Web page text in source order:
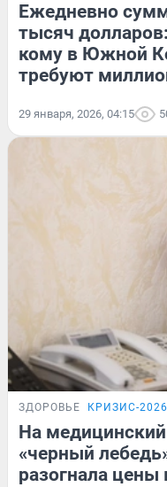
Ежедневно
тысяч
кому в Южной
требуют
29 января, 2026, 04:15
ЗДОРОВЬЕ КРИЗИС-2026
На
«черный
разогнала цены